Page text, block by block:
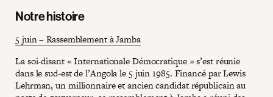
Notre histoire
5 juin – Rassemblement à Jamba
La soi-disant « Internationale Démocratique » s’est réunie
dans le sud-est de l’Angola le 5 juin 1985. Financé par Lewis
Lehrman, un millionnaire et ancien candidat républicain au